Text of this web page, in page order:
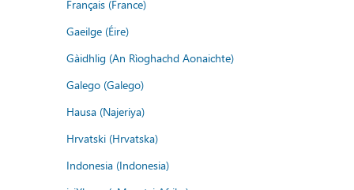
Français (France)
Gaeilge (Éire)
Gàidhlig (An Rìoghachd Aonaichte)
Galego (Galego)
Hausa (Najeriya)
Hrvatski (Hrvatska)
Indonesia (Indonesia)